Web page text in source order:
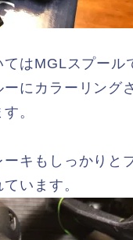
てはMGLスプール
ーにカラーリング
。
ーキもしっかりと
います。